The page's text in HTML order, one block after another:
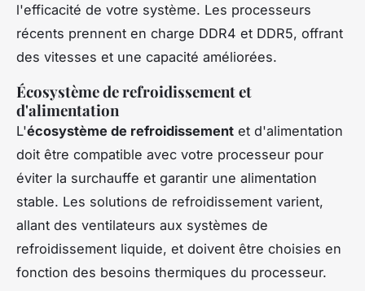
l'efficacité de votre système. Les processeurs
récents prennent en charge DDR4 et DDR5, offrant
des vitesses et une capacité améliorées.
Écosystème de refroidissement et
d'alimentation
L'écosystème de refroidissement et d'alimentation
doit être compatible avec votre processeur pour
éviter la surchauffe et garantir une alimentation
stable. Les solutions de refroidissement varient,
allant des ventilateurs aux systèmes de
refroidissement liquide, et doivent être choisies en
fonction des besoins thermiques du processeur.